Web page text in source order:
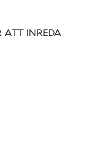
ATT INREDA